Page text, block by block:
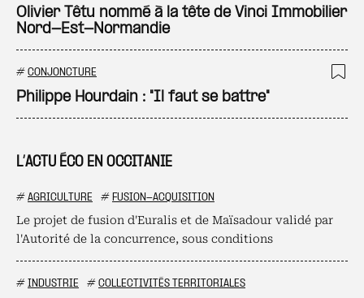
L’ACTU ÉCO EN OCCITANIE
# AGRICULTURE # FUSION-ACQUISITION
Le projet de fusion d'Euralis et de Maïsadour validé par
l'Autorité de la concurrence, sous conditions
# INDUSTRIE # COLLECTIVITÉS TERRITORIALES
Olivier Têtu nommé à la tête de Vinci Immobilier
Nord-Est-Normandie
# CONJONCTURE
Philippe Hourdain : "Il faut se battre"